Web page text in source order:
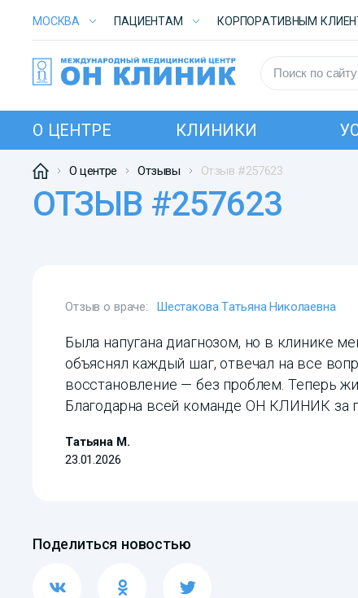
МОСКВА ПАЦИЕНТАМ КОРПОРАТИВНЫМ
О ЦЕНТРЕ КЛИНИКИ
О центре Отзывы Отзыв #257623
ОТЗЫВ #257623
Отзыв о враче: Шестакова Татьяна Николаевна
Была напугана диагнозом, но в клинике
объяснял каждый шаг, отвечал на все
восстановление — без проблем. Теперь
Благодарна всей команде ОН КЛИНИК за
Татьяна М.
23.01.2026
Поделиться новостью